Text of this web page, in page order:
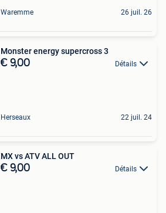
Waremme 26 juil. 26
Monster energy supercross 3
€ 9,00 Détails
Herseaux 22 juil. 24
MX vs ATV ALL OUT
€ 9,00 Détails